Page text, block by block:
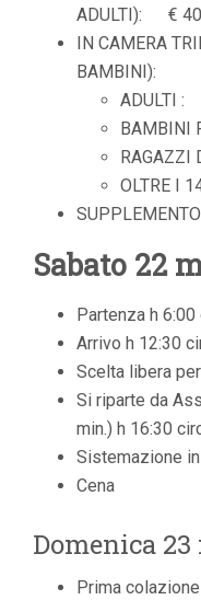
ADULTI): €
IN CAMERA
BAMBINI):
ADULTI :
BAMBINI
OLTRE I
Sabato 22
Partenza h
Arrivo h 12:30
Scelta libera
Si riparte da
min.) h 16:30
Sistemazione
Cena
Domenica 23
Prima